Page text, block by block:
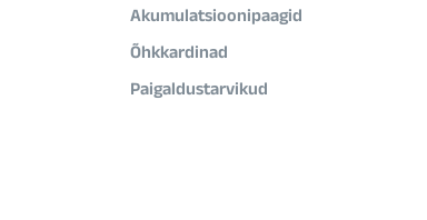
Akumulatsioonipaagid
Õhkkardinad
Paigaldustarvikud